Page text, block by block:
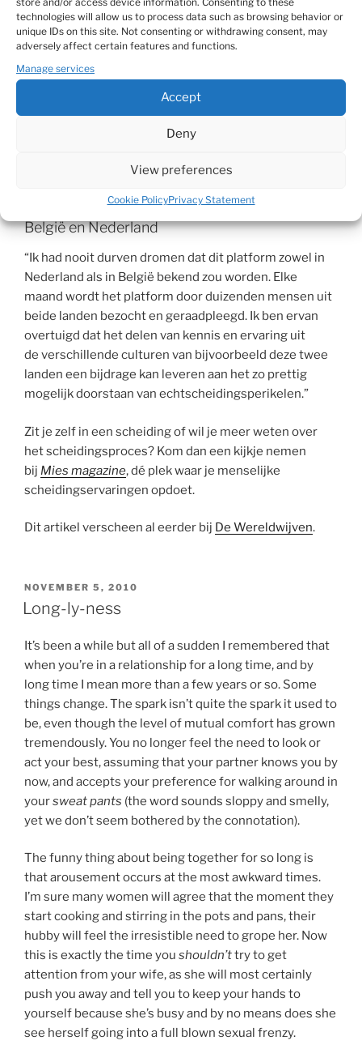
technologies will allow us to process data such as browsing behavior or
unique IDs on this site. Not consenting or withdrawing consent, may
adversely affect certain features and functions.
Manage services
Accept
Deny
View preferences
Cookie PolicyPrivacy Statement
goed voelt. Als je vanuit je diepste zelf handelt
dan brengt het je geluk en voldoening in het
leven, ondanks de
besluit horen.
Ga er dus voor, je hebt niets te verliezen!
België en Nederland
“Ik had nooit durven dromen dat dit platform zowel in
Nederland als in België bekend zou worden. Elke
maand wordt het platform door duizenden mensen uit
beide landen bezocht en geraadpleegd. Ik ben ervan
overtuigd dat het delen van kennis en ervaring uit
de verschillende culturen van bijvoorbeeld deze twee
landen een bijdrage kan leveren aan het zo prettig
mogelijk doorstaan van echtscheidingsperikelen.”
Zit je zelf in een scheiding of wil je meer weten over
het scheidingsproces? Kom dan een kijkje nemen
bij Mies magazine, dé plek waar je menselijke
scheidingservaringen opdoet.
Dit artikel verscheen al eerder bij De Wereldwijven.
POSTED
ON
NOVEMBER 5, 2010
Long-ly-ness
It’s been a while but all of a sudden I remembered that
when you’re in a relationship for a long time, and by
long time I mean more than a few years or so. Some
things change. The spark isn’t quite the spark it used to
be, even though the level of mutual comfort has grown
tremendously. You no longer feel the need to look or
act your best, assuming that your partner knows you by
now, and accepts your preference for walking around in
yoursweat pants (the word sounds sloppy and smelly,
yet we don’t seem bothered by the connotation).
The funny thing about being together for so long is
that arousement occurs at the most awkward times.
I’m sure many women will agree that the moment they
start cooking and stirring in the pots and pans, their
hubby will feel the irresistible need to grope her. Now
this is exactly the time you shouldn’ttry to get
attention from your wife, as she will most certainly
push you away and tell you to keep your hands to
yourself because she’s busy and by no means does she
see herself going into a full blown sexual frenzy.